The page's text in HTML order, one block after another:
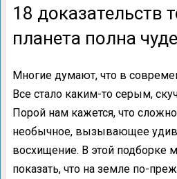
18 доказательств
планета полна
Многие думают, что в
Все стало каким-то серым,
Порой нам кажется, что
необычное, вызывающее
восхищение. В этой подборке
показать, что на земле по-